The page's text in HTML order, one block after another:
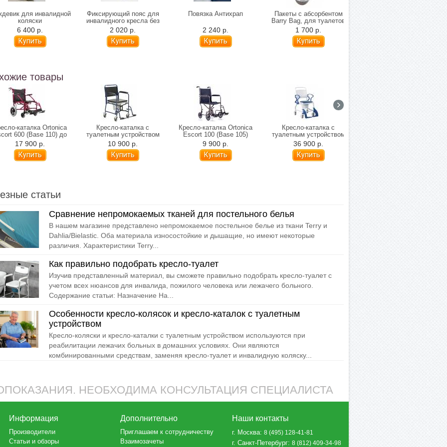
для инвалидной
коляски
6 400 р.
Фиксирующий пояс для
инвалидного кресла без
паховой вставки
2 020 р.
Повязка Антихрап
2 240 р.
Пакеты с абсорбентом
Barry Bag, для туалетов
(20 шт. в упаковке)
1 700 р.
товары
каталка Ortonica
600 (Base 110) до
130 кг
17 900 р.
Кресло-каталка с
туалетным устройством
Ortonica TU-34 (до 130 кг)
10 900 р.
Кресло-каталка Ortonica
Escort 100 (Base 105)
9 900 р.
Кресло-каталка с
туалетным устройством
Rebotec Бонн (подходит
для душа)
36 900 р.
статьи
Сравнение непромокаемых тканей для постельного белья
В нашем магазине представлено непромокаемое постельное белье из ткани Terry и
Dahlia/Bielastic. Оба материала износостойкие и дышащие, но имеют некоторые
различия. Характеристики Terry...
Как правильно подобрать кресло-туалет
Изучив представленный материал, вы сможете правильно подобрать кресло-туалет с
учетом всех нюансов для инвалида, пожилого человека или лежачего больного.
Содержание статьи: Назначение На...
Особенности кресло-колясок и кресло-каталок с туалетным
устройством
Кресло-коляски и кресло-каталки с туалетным устройством используются при
реабилитации лежачих больных в домашних условиях. Они являются
комбинированными средствам, заменяя кресло-туалет и инвалидную коляску...
НЕОБХОДИМА КОНСУЛЬТАЦИЯ СПЕЦИАЛИСТА
Информация
Производители
Статьи и обзоры
Дополнительно
Приглашаем к сотрудничеству
Взаимозачеты
Наши контакты
г. Москва:8 (495) 128-41-81
г. Санкт-Петербург:8 (812) 409-34-98